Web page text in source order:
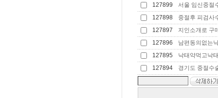
127899
서울 임신중절
127898
중절후 피검사
127897
지인소개로 구
127896
남편동의없는
127895
낙태약먹고낙
127894
경기도 중절수